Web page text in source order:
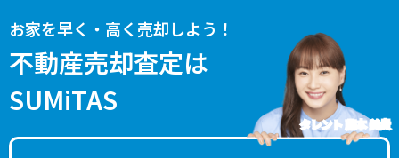
お家を早く・高く売却しよう！
不動産売却査定は
SUMiTAS
タレント 藤本 美貴